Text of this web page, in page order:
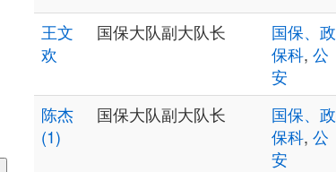
王文
欢
国保大队副大队长
国保、政
保科, 公
安
陈杰
(1)
国保大队副大队长
国保、政
保科, 公
安